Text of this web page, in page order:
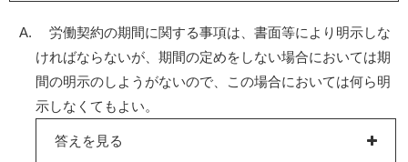
労働契約の期間に関する事項は、書面等により明示しな
ければならないが、期間の定めをしない場合においては期
間の明示のしようがないので、この場合においては何ら明
示しなくてもよい。
答えを見る